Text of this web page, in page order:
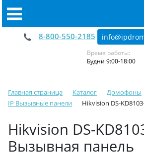
8-800-550-2185
Время работы:
Будни 9:00-18:00
Главная страница Каталог Домофоны
IP Вызывные панели
Hikvision DS-
Hikvision DS-
Вызывная панель